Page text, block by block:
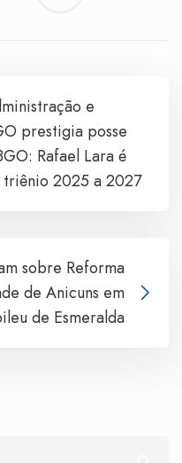
e
prestigia posse
Rafael Lara é
2025 a 2027
sobre Reforma
de Anicuns em
de Esmeralda